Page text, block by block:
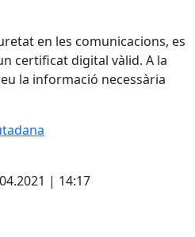
en les comunicacions, es
certificat digital vàlid. A la
la informació necessària
| 14:17